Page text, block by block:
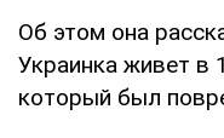
Об этом она
Украинка живет в
который был